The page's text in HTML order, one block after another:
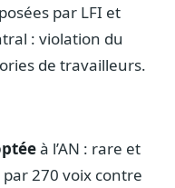
par LFI et
: violation du
de travailleurs.
à l’AN : rare et
270 voix contre